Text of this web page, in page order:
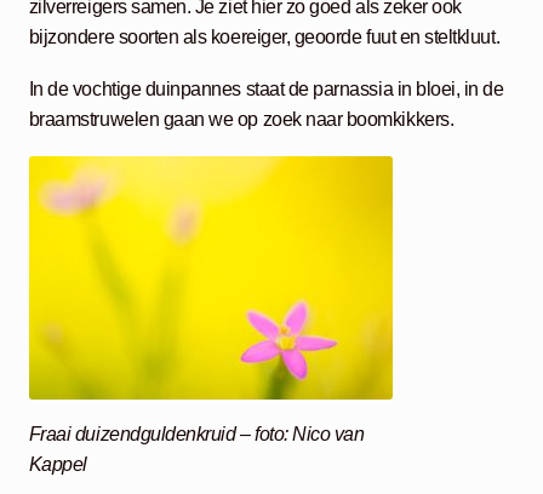
zilverreigers samen. Je ziet hier zo goed als zeker ook
bijzondere soorten als koereiger, geoorde fuut en steltkluut.
In de vochtige duinpannes staat de parnassia in bloei, in de
braamstruwelen gaan we op zoek naar boomkikkers.
Fraai duizendguldenkruid – foto: Nico van
Kappel